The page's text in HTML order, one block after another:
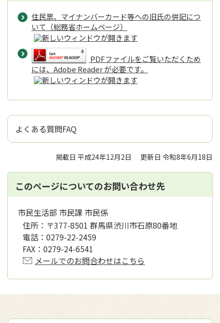
住民票、マイナンバーカード等への旧氏の併記につ
いて（総務省ホームページ）
PDFファイルをご覧いただくため
には、Adobe Reader が必要です。
よくある質問FAQ
掲載日 平成24年12月2日 更新日 令和8年6月18日
このページについてのお問い合わせ先
市民生活部 市民課 市民係
住所： 〒377-8501 群馬県渋川市石原80番地
電話： 0279-22-2459
FAX： 0279-24-6541
メールでのお問合わせはこちら